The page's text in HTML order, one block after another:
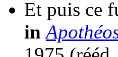
Et puis ce
in